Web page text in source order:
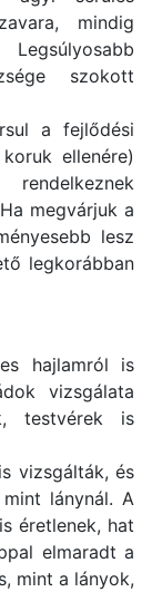
mindig
szokott
a fejlődési
ellenére)
megvárjuk a
lesz
legkorábban
hajlamról is
vizsgálata
testvérek is
vizsgálták, és
lánynál. A
éretlenek, hat
elmaradt a
mint a lányok,